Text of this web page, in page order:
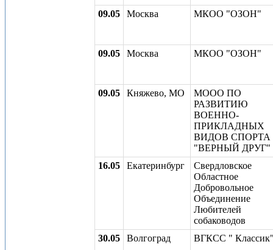
09.05 Москва МКОО "ОЗОН"
09.05 Москва МКОО "ОЗОН"
09.05 Княжево, МО
МООО ПО
РАЗВИТИЮ
ВОЕННО-
ПРИКЛАДНЫХ
ВИДОВ СПОРТА
"ВЕРНЫЙ ДРУГ"
16.05
Екатеринбург
Свердловское
Областное
Добровольное
Объединение
Любителей
собаководов
30.05
Волгоград ВГКСС "